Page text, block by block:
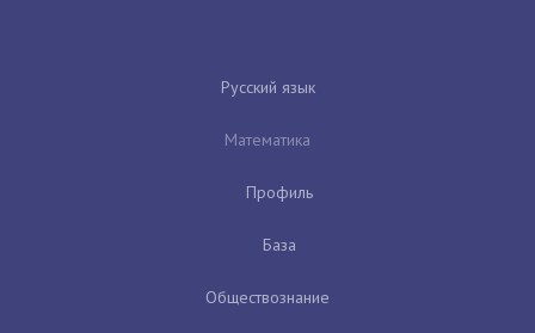
Русский язык
Математика
Профиль
База
Обществознание